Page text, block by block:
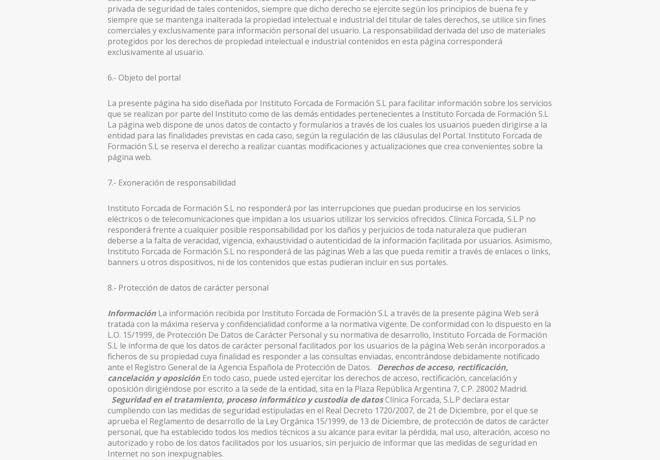
privada de seguridad de tales contenidos, siempre que dicho derecho se ejercite según los principios de buena fe y
siempre que se mantenga inalterada la propiedad intelectual e industrial del titular de tales derechos, se utilice sin fines
comerciales y exclusivamente para información personal del usuario. La responsabilidad derivada del uso de materiales
protegidos por los derechos de propiedad intelectual e industrial contenidos en esta página corresponderá
exclusivamente al usuario.
6.- Objeto del portal
La presente página ha sido diseñada por Instituto Forcada de Formación S.L para facilitar información sobre los servicios
que se realizan por parte del Instituto como de las demás entidades pertenecientes a Instituto Forcada de Formación S.L
La página web dispone de unos datos de contacto y formularios a través de los cuales los usuarios pueden dirigirse a la
entidad para las finalidades previstas en cada caso, según la regulación de las cláusulas del Portal. Instituto Forcada de
Formación S.L se reserva el derecho a realizar cuantas modificaciones y actualizaciones que crea convenientes sobre la
página web.
7.- Exoneración de responsabilidad
Instituto Forcada de Formación S.L no responderá por las interrupciones que puedan producirse en los servicios
eléctricos o de telecomunicaciones que impidan a los usuarios utilizar los servicios ofrecidos. Clínica Forcada, S.L.P no
responderá frente a cualquier posible responsabilidad por los daños y perjuicios de toda naturaleza que pudieran
deberse a la falta de veracidad, vigencia, exhaustividad o autenticidad de la información facilitada por usuarios. Asimismo,
Instituto Forcada de Formación S.L no responderá de las páginas Web a las que pueda remitir a través de enlaces o links,
banners u otros dispositivos, ni de los contenidos que estas pudieran incluir en sus portales.
8.- Protección de datos de carácter personal
Información La información recibida por Instituto Forcada de Formación S.L a través de la presente página Web será
tratada con la máxima reserva y confidencialidad conforme a la normativa vigente. De conformidad con lo dispuesto en la
L.O. 15/1999, de Protección De Datos de Carácter Personal y su normativa de desarrollo, Instituto Forcada de Formación
S.L le informa de que los datos de carácter personal facilitados por los usuarios de la página Web serán incorporados a
ficheros de su propiedad cuya finalidad es responder a las consultas enviadas, encontrándose debidamente notificado
ante el Registro General de la Agencia Española de Protección de Datos. Derechos de acceso, rectificación,
cancelación y oposición En todo caso, puede usted ejercitar los derechos de acceso, rectificación, cancelación y
oposición dirigiéndose por escrito a la sede de la entidad, sita en la Plaza República Argentina 7, C.P. 28002 Madrid.
Seguridad en el tratamiento, proceso informático y custodia de datosClínica Forcada, S.L.P declara estar
cumpliendo con las medidas de seguridad estipuladas en el Real Decreto 1720/2007, de 21 de Diciembre, por el que se
aprueba el Reglamento de desarrollo de la Ley Orgánica 15/1999, de 13 de Diciembre, de protección de datos de carácter
personal, que ha establecido todos los medios técnicos a su alcance para evitar la pérdida, mal uso, alteración, acceso no
autorizado y robo de los datos facilitados por los usuarios, sin perjuicio de informar que las medidas de seguridad en
Internet no son inexpugnables.